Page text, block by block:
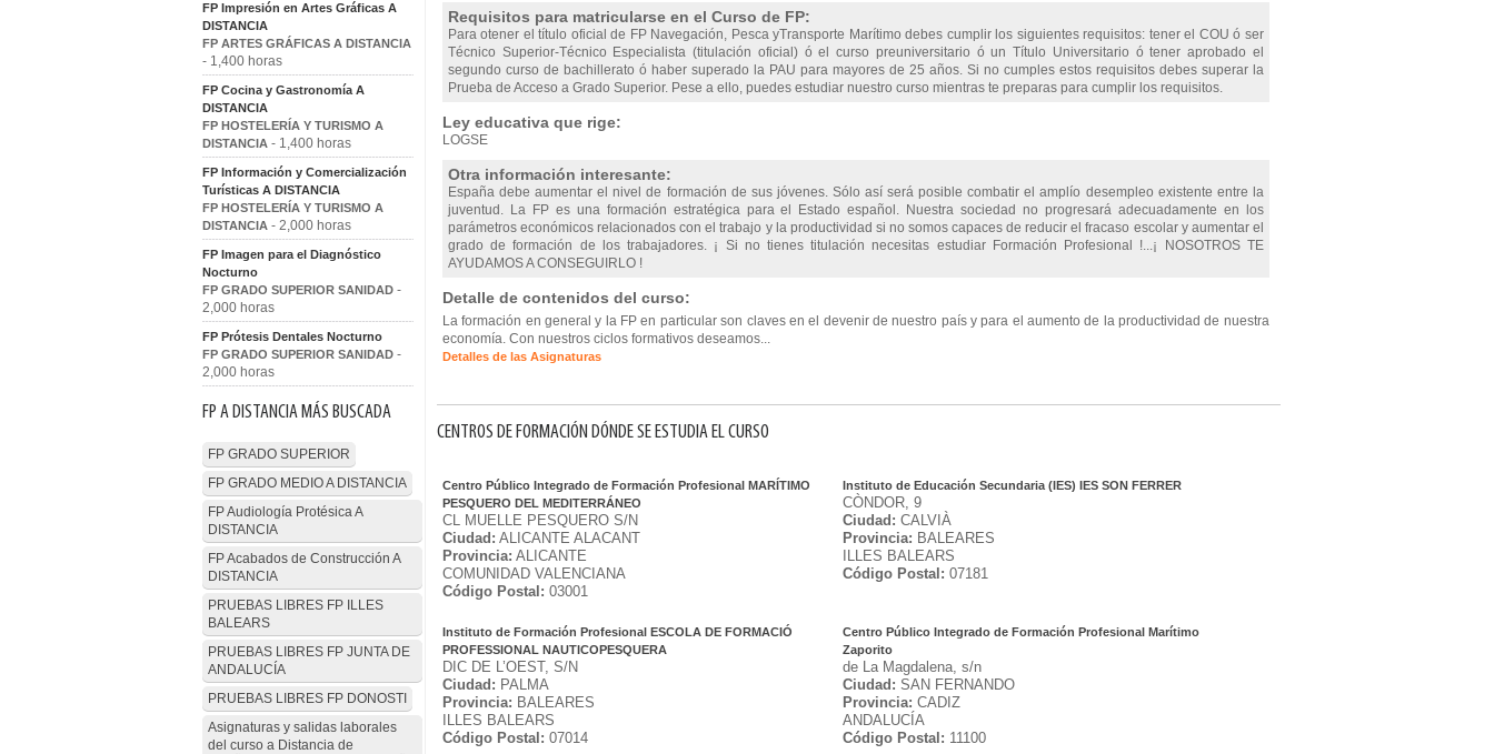
FP Impresión en Artes Gráficas A
DISTANCIA
FP ARTES GRÁFICAS A DISTANCIA
- 1,400 horas
FP Cocina y Gastronomía A
DISTANCIA
FP HOSTELERÍA Y TURISMO A
DISTANCIA - 1,400 horas
FP Información y Comercialización
Turísticas A DISTANCIA
FP HOSTELERÍA Y TURISMO A
DISTANCIA - 2,000 horas
FP Imagen para el Diagnóstico
Nocturno
FP GRADO SUPERIOR SANIDAD -
2,000 horas
FP Prótesis Dentales Nocturno
FP GRADO SUPERIOR SANIDAD -
2,000 horas
FP A DISTANCIA MÁS BUSCADA
FP GRADO SUPERIOR
FP GRADO MEDIO A DISTANCIA
FP Audiología Protésica A
DISTANCIA
FP Acabados de Construcción A
DISTANCIA
PRUEBAS LIBRES FP ILLES
BALEARS
PRUEBAS LIBRES FP JUNTA DE
ANDALUCÍA
PRUEBAS LIBRES FP DONOSTI
Asignaturas y salidas laborales
del curso a Distancia de
Requisitos para matricularse en el Curso de FP:
Para otener el título oficial de FP Navegación, Pesca yTransporte Marítimo debes cumplir los siguientes requisitos: tener el COU ó ser
Técnico Superior-Técnico Especialista (titulación oficial) ó el curso preuniversitario ó un Título Universitario ó tener aprobado el
segundo curso de bachillerato ó haber superado la PAU para mayores de 25 años. Si no cumples estos requisitos debes superar la
Prueba de Acceso a Grado Superior. Pese a ello, puedes estudiar nuestro curso mientras te preparas para cumplir los requisitos.
Ley educativa que rige:
LOGSE
Otra información interesante:
España debe aumentar el nivel de formación de sus jóvenes. Sólo así será posible combatir el amplío desempleo existente entre la
juventud. La FP es una formación estratégica para el Estado español. Nuestra sociedad no progresará adecuadamente en los
parámetros económicos relacionados con el trabajo y la productividad si no somos capaces de reducir el fracaso escolar y aumentar el
grado de formación de los trabajadores. ¡ Si no tienes titulación necesitas estudiar Formación Profesional !...¡ NOSOTROS TE
AYUDAMOS A CONSEGUIRLO !
Detalle de contenidos del curso:
La formación en general y la FP en particular son claves en el devenir de nuestro país y para el aumento de la productividad de nuestra
economía. Con nuestros ciclos formativos deseamos...
Detalles de las Asignaturas
CENTROS DE FORMACIÓN DÓNDE SE ESTUDIA EL CURSO
Centro Público Integrado de Formación Profesional MARÍTIMO
PESQUERO DEL MEDITERRÁNEO
CL MUELLE PESQUERO S/N
Ciudad: ALICANTE ALACANT
Provincia: ALICANTE
COMUNIDAD VALENCIANA
Código Postal: 03001
Instituto de Educación Secundaria (IES) IES SON FERRER
CÒNDOR, 9
Ciudad: CALVIÀ
Provincia: BALEARES
ILLES BALEARS
Código Postal: 07181
Instituto de Formación Profesional ESCOLA DE FORMACIÓ
PROFESSIONAL NAUTICOPESQUERA
DIC DE L’OEST, S/N
Ciudad: PALMA
Provincia: BALEARES
ILLES BALEARS
Código Postal: 07014
Centro Público Integrado de Formación Profesional Marítimo
Zaporito
de La Magdalena, s/n
Ciudad: SAN FERNANDO
Provincia: CADIZ
ANDALUCÍA
Código Postal: 11100